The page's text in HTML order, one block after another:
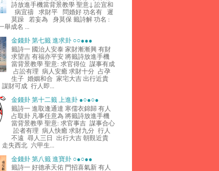
詩放進手機當背景教學 聖意↓ 訟宜和
病宜禱 求財平 問婚好 功名有 遲
莫躁 若妄為 身莫保 籤詩解 功名 :
舉成名 ...
金錢卦 第七籤 進求卦 ○○●●●
籤詩一 國治人安泰 家財漸漸興 有財
求望吉 有福亦平安 將籤詩放進手機
當背景教學 聖意: 求官得位 謀事有成
占訟有理 病人安癒 求財十分 占孕
生子 婚姻和合 家宅大吉 出行近貴
財可成 行人即...
金錢卦 第十二籤 上進卦 ●○●○●
籤詩一 進取逢通達 寒儒衣錦歸 有人
占取卦 凡事任意為 將籤詩放進手機
當背景教學 聖意: 求官事吉 謀事合心
訟者有理 病人快癒 求財九分 行人
不遠 尋人三日 出行大吉 朝覲近貴
失西北 六甲生...
金錢卦 第八籤 進寶卦 ○●○●●
籤詩一 好德承天佑 門招喜氣新 有人